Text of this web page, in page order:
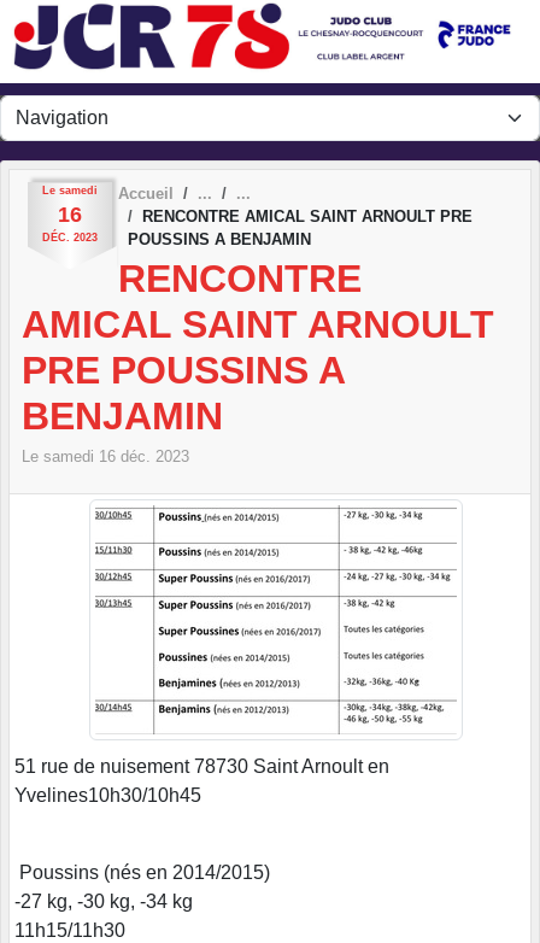
Le samedi
16
DÉC. 2023
Accueil
RENCONTRE AMICAL SAINT ARNOULT PRE
POUSSINS A BENJAMIN
RENCONTRE
AMICAL SAINT ARNOULT
PRE POUSSINS A
BENJAMIN
Le samedi 16 déc. 2023
51 rue de nuisement 78730 Saint Arnoult en
Yvelines10h30/10h45
Poussins (nés en 2014/2015)
-27 kg, -30 kg, -34 kg
11h15/11h30
Panneau de gestion des cookies